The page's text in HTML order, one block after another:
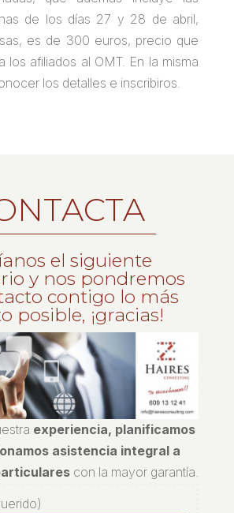
de los días 27 y 28 de abril,
es de 300 euros, precio que
los afiliados al OMT. En la misma
los detalles e inscribiros.
el siguiente
y nos pondremos
contigo lo más
posible, ¡gracias!
experiencia, planificamos
asistencia integral a
con la mayor garantía.